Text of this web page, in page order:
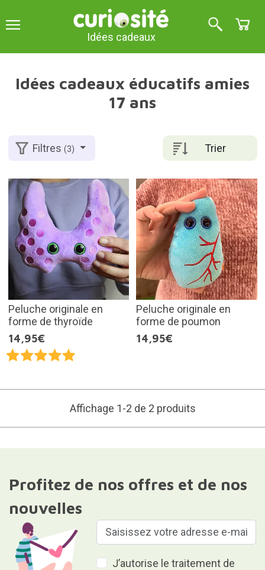
Idées cadeaux
Idées cadeaux éducatifs amies
17 ans
Trier
Filtres(3)
Peluche originale en
forme de thyroïde
14,95€
Peluche originale en
forme de poumon
14,95€
Affichage 1-2 de 2 produits
Profitez de nos offres et de nos
nouvelles
J’autorise le traitement de